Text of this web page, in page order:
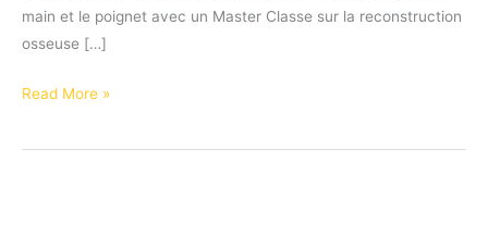
main et le poignet avec un Master Classe sur la reconstruction
osseuse […]
Save
date!
Read More »